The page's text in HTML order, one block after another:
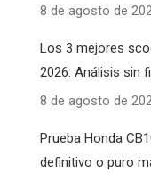
8 de agosto de
Los 3 mejores
2026: Análisis sin
8 de agosto de
Prueba Honda
definitivo o puro